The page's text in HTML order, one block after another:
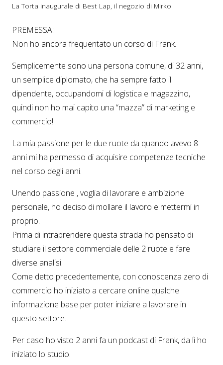
La Torta inaugurale di Best Lap, il negozio di Mirko
PREMESSA:
Non ho ancora frequentato un corso di Frank.
Semplicemente sono una persona comune, di 32 anni,
un semplice diplomato, che ha sempre fatto il
dipendente, occupandomi di logistica e magazzino,
quindi non ho mai capito una “mazza” di marketing e
commercio!
La mia passione per le due ruote da quando avevo 8
anni mi ha permesso di acquisire competenze tecniche
nel corso degli anni.
Unendo passione , voglia di lavorare e ambizione
personale, ho deciso di mollare il lavoro e mettermi in
proprio.
Prima di intraprendere questa strada ho pensato di
studiare il settore commerciale delle 2 ruote e fare
diverse analisi.
Come detto precedentemente, con conoscenza zero di
commercio ho iniziato a cercare online qualche
informazione base per poter iniziare a lavorare in
questo settore.
Per caso ho visto 2 anni fa un podcast di Frank, da lì ho
iniziato lo studio.